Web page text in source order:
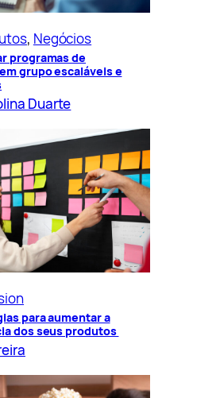
, Negócios
programas de
grupo escaláveis e
Duarte
para aumentar a
dos seus produtos